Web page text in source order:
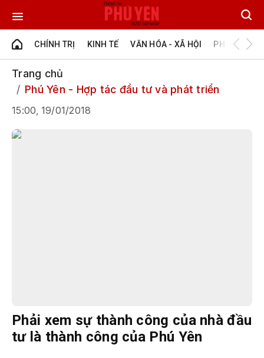
CHÍNH TRỊ KINH TẾ VĂN HÓA - XÃ HỘI PHÚ YÊN -
Trang chủ
Phú Yên - Hợp tác đầu tư và phát triển
15:00, 19/01/2018
Phải xem sự thành công của nhà đầu
tư là thành công của Phú Yên